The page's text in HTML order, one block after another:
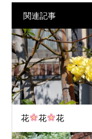
関連記事
花 花 花